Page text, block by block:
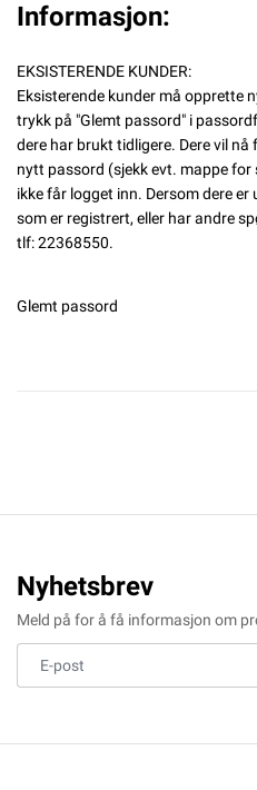
Informasjon:
EKSISTERENDE KUNDER:
Eksisterende kunder må opprette
trykk på "Glemt passord" i
dere har brukt tidligere. Dere vil nå
nytt passord (sjekk evt. mappe
ikke får logget inn. Dersom dere
som er registrert, eller har andre
tlf: 22368550.
Glemt passord
Nyhetsbrev
Meld på for å få informasjon om